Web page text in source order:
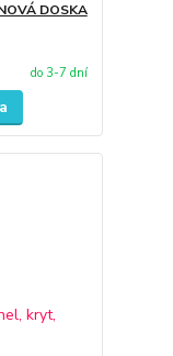
DOSKA
do 3-7 dní